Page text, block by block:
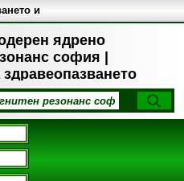
ядрено
софия |
и
в